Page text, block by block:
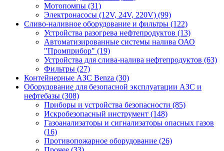
Мотопомпы (31)
Электронасосы (12V, 24V, 220V) (99)
Сливо-наливное оборудование и фильтры (122)
Устройства разогрева нефтепродуктов (13)
Автоматизированные системы налива ОАО
"Промприбор" (19)
Устройства для слива-налива нефтепродуктов (63)
Фильтры (27)
Контейнерные АЗС Benza (30)
Оборудование для безопасной эксплуатации АЗС и
нефтебазы (308)
Приборы и устройства безопасности (85)
Искробезопасный инструмент (148)
Газоанализаторы и сигнализаторы опасных газов
(16)
Противопожарное оборудование (26)